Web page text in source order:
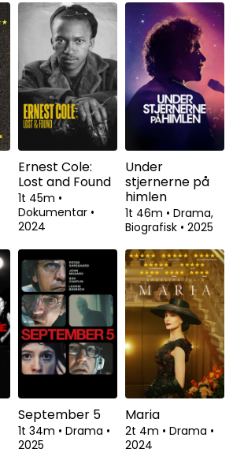
Ernest Cole:
Lost and Found
1t 45m •
Dokumentar •
2024
Under
stjernerne på
himlen
1t 46m • Drama,
Biografisk • 2025
September 5
1t 34m • Drama •
2025
Maria
2t 4m • Drama •
2024